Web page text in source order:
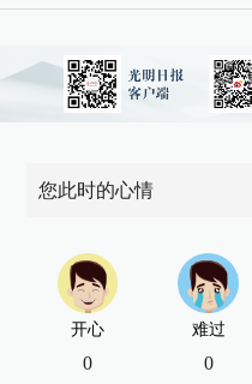
您此时的心情
开心
0
难过
0